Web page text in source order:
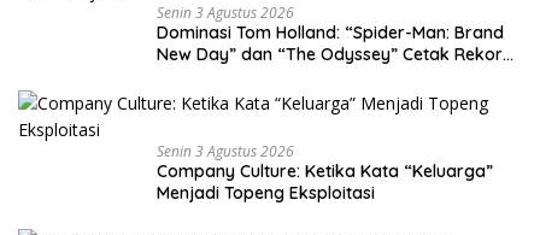
Senin 3 Agustus 2026
Dominasi Tom Holland: “Spider-Man: Brand
New Day” dan “The Odyssey” Cetak Rekor
Sejarah
Senin 3 Agustus 2026
Company Culture: Ketika Kata “Keluarga”
Menjadi Topeng Eksploitasi